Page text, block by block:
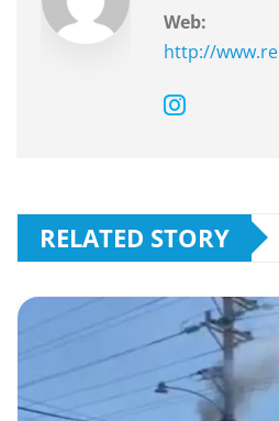
Web:
http://
RELATED STORY